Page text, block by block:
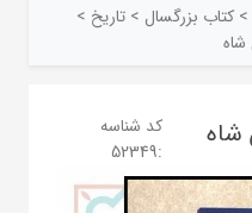
> کتاب بزرگسال > تاريخ >
شاه
شاه
کد شناسه
:
52349